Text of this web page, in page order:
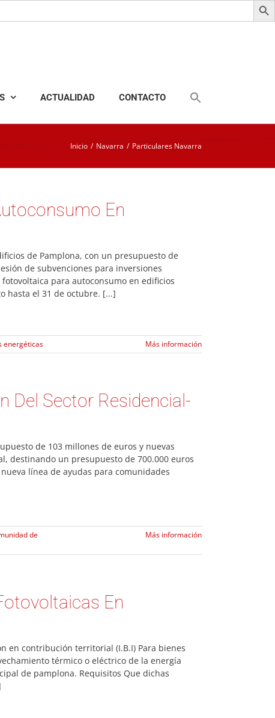
ACTUALIDAD CONTACTO
Inicio / Navarra / Particulares Navarra
En
de Pamplona, con un presupuesto de
de subvenciones para inversiones
para autoconsumo en edificios
hasta el 31 de octubre. [...]
energéticas Más información
Del Sector Residencial-
de 103 millones de euros y nuevas
destinando un presupuesto de 700.000 euros
línea de ayudas para comunidades
de
Más información
En
en contribución territorial (I.B.I) Para bienes
térmico o eléctrico de la energía
de pamplona. Requisitos Que dichas